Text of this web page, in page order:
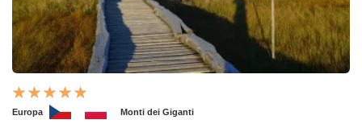
Europa Monti dei Giganti